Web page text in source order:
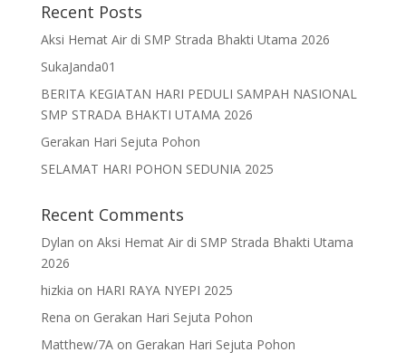
Recent Posts
Aksi Hemat Air di SMP Strada Bhakti Utama 2026
SukaJanda01
BERITA KEGIATAN HARI PEDULI SAMPAH NASIONAL
SMP STRADA BHAKTI UTAMA 2026
Gerakan Hari Sejuta Pohon
SELAMAT HARI POHON SEDUNIA 2025
Recent Comments
Dylan on Aksi Hemat Air di SMP Strada Bhakti Utama
2026
hizkia on HARI RAYA NYEPI 2025
Rena on Gerakan Hari Sejuta Pohon
Matthew/7Aon Gerakan Hari Sejuta Pohon